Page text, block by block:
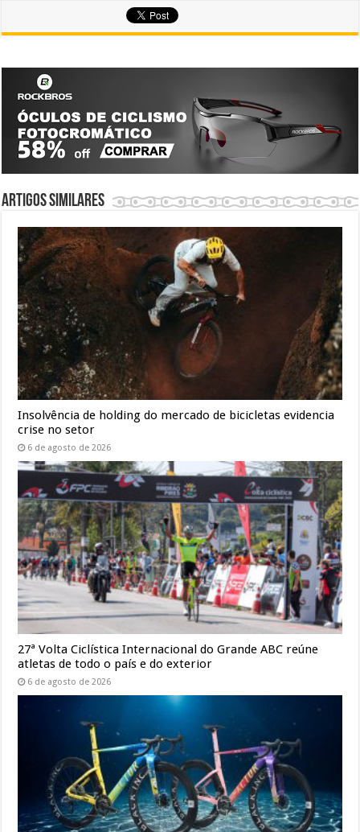
Artigos similares
Insolvência de holding do mercado de bicicletas evidencia
crise no setor
6 de agosto de 2026
27ª Volta Ciclística Internacional do Grande ABC reúne
atletas de todo o país e do exterior
6 de agosto de 2026